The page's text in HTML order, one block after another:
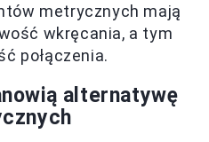
metrycznych mają
wkręcania, a tym
połączenia.
alternatywę